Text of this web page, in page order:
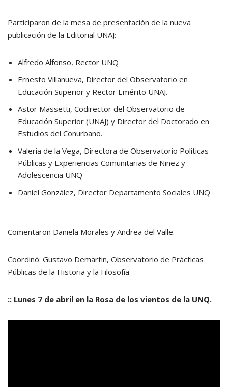
Participaron de la mesa de presentación de la nueva
publicación de la Editorial UNAJ:
Alfredo Alfonso, Rector UNQ
Ernesto Villanueva, Director del Observatorio en
Educación Superior y Rector Emérito UNAJ.
Astor Massetti, Codirector del Observatorio de
Educación Superior (UNAJ) y Director del Doctorado en
Estudios del Conurbano.
Valeria de la Vega, Directora de Observatorio Políticas
Públicas y Experiencias Comunitarias de Niñez y
Adolescencia UNQ
Daniel González, Director Departamento Sociales UNQ
Comentaron Daniela Morales y Andrea del Valle.
Coordinó: Gustavo Demartin, Observatorio de Prácticas
Públicas de la Historia y la Filosofía
:: Lunes 7 de abril en la Rosa de los vientos de la UNQ.